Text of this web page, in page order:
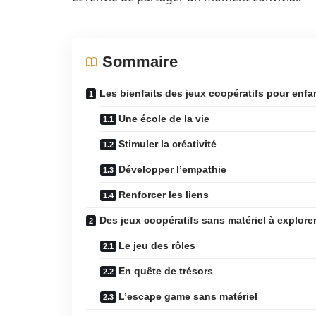
Sommaire
Les bienfaits des jeux coopératifs pour
Une école de la vie
Stimuler la créativité
Développer l’empathie
Renforcer les liens
Des jeux coopératifs sans matériel à explorer
Le jeu des rôles
En quête de trésors
L’escape game sans matériel